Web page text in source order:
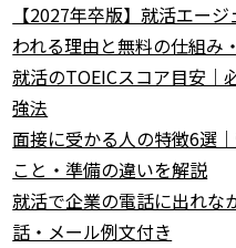
【2027年卒版】就活エー
われる理由と無料の仕組み
就活のTOEICスコア目安｜
強法
面接に受かる人の特徴6選
こと・準備の違いを解説
就活で企業の電話に出れな
話・メール例文付き